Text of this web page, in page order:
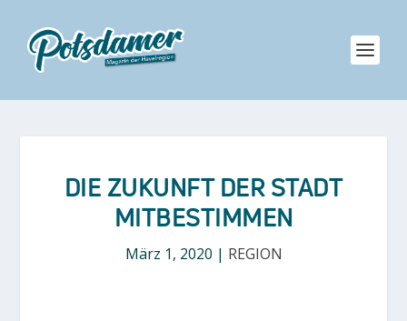
DIE ZUKUNFT DER STADT
MITBESTIMMEN
März 1, 2020 | REGION